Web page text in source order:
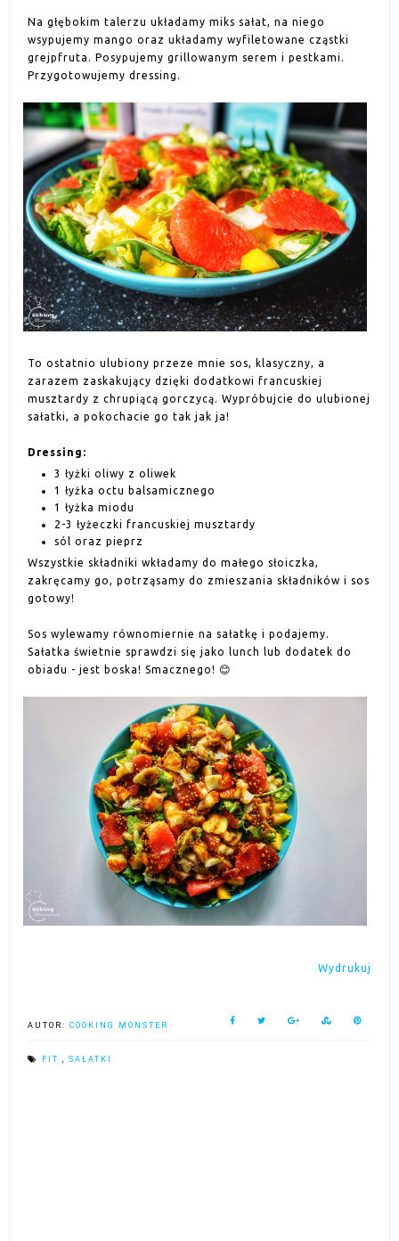
Na głębokim talerzu układamy miks sałat, na niego
wsypujemy mango oraz układamy wyfiletowane cząstki
grejpfruta. Posypujemy grillowanym serem i pestkami.
Przygotowujemy dressing.
To ostatnio ulubiony przeze mnie sos, klasyczny, a
zarazem zaskakujący dzięki dodatkowi francuskiej
musztardy z chrupiącą gorczycą. Wypróbujcie do ulubionej
sałatki, a pokochacie go tak jak ja!
Dressing:
3 łyżki oliwy z oliwek
1 łyżka octu balsamicznego
1 łyżka miodu
2-3 łyżeczki francuskiej musztardy
sól oraz pieprz
Wszystkie składniki wkładamy do małego słoiczka,
zakręcamy go, potrząsamy do zmieszania składników i sos
gotowy!
Sos wylewamy równomiernie na sałatkę i podajemy.
Sałatka świetnie sprawdzi się jako lunch lub dodatek do
obiadu - jest boska! Smacznego! 😊
Wydrukuj
AUTOR: COOKING MONSTER
FIT , SAŁATKI